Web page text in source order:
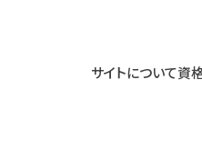
サイトについて資